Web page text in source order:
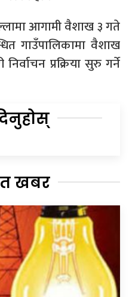
आगामी वैशाख ३ गते
गाउँपालिकामा वैशाख
प्रक्रिया सुरु गर्ने
खबर